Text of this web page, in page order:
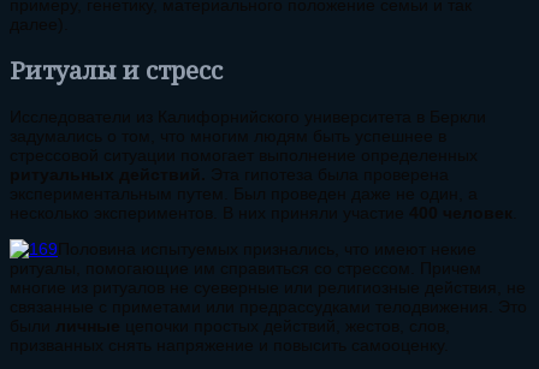
примеру, генетику, материального положение семьи и так
далее).
Ритуалы и стресс
Исследователи из Калифорнийского университета в Беркли
задумались о том, что многим людям быть успешнее в
стрессовой ситуации помогает выполнение определенных
ритуальных действий.
Эта гипотеза была проверена
экспериментальным путем. Был проведен даже не один, а
несколько экспериментов. В них приняли участие 400 человек
Половина испытуемых признались, что имеют некие
ритуалы, помогающие им справиться со стрессом. Причем
многие из ритуалов не суеверные или религиозные действия, не
связанные с приметами или предрассудками телодвижения. Это
личные
цепочки простых действий, жестов, слов,
призванных снять напряжение и повысить самооценку.